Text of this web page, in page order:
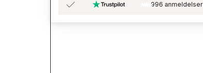
996 anmeldelser